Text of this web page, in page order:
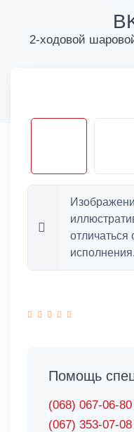
2-ходовой
отличаться
исполнения.
Помощь
(068) 067-06-80
(067) 353-07-08